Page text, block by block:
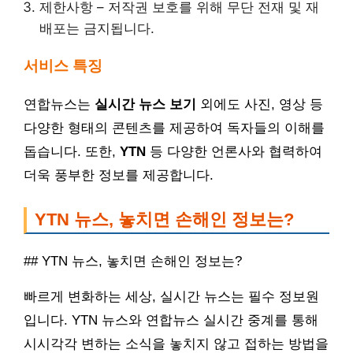
제한사항 – 저작권 보호를 위해 무단 전재 및 재
배포는 금지됩니다.
서비스 특징
연합뉴스는 실시간 뉴스 보기
외에도 사진, 영상 등
다양한 형태의 콘텐츠를 제공하여 독자들의 이해를
돕습니다. 또한, YTN 등 다양한 언론사와 협력하여
더욱 풍부한 정보를 제공합니다.
YTN 뉴스, 놓치면 손해인 정보는?
## YTN 뉴스, 놓치면 손해인 정보는?
빠르게 변화하는 세상, 실시간 뉴스는 필수 정보원
입니다. YTN 뉴스와 연합뉴스 실시간 중계를 통해
시시각각 변하는 소식을 놓치지 않고 접하는 방법을